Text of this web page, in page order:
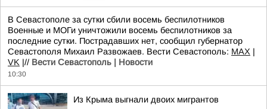
В Севастополе за сутки сбили восемь беспилотников
Военные и МОГи уничтожили восемь беспилотников за
последние сутки. Пострадавших нет, сообщил губернатор
Севастополя Михаил Развожаев. Вести Севастополь: MAX |
VK |// Вести Севастополь | Новости
10:30
Из Крыма выгнали двоих мигрантов